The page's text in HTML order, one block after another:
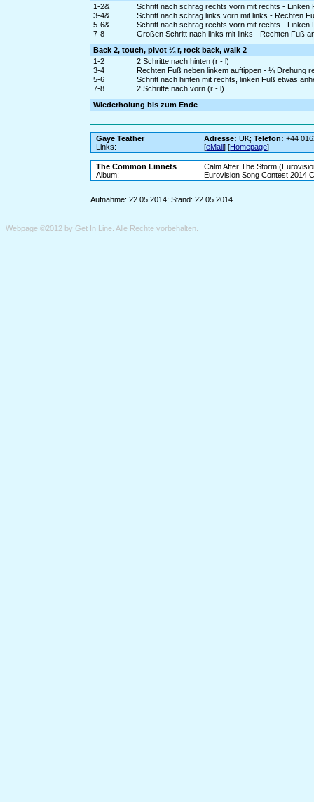
1-2&
Schritt nach schräg rechts vorn mit rechts -
3-4&
Schritt nach schräg links vorn mit links - Rechten
5-6&
Schritt nach schräg rechts vorn mit rechts -
7-8
Großen Schritt nach links mit links - Rechten Fuß
Back 2, touch, pivot ¼ r, rock back, walk 2
1-2
2 Schritte nach hinten (r - l)
3-4
Rechten Fuß neben linkem auftippen - ¼ Drehung
5-6
Schritt nach hinten mit rechts, linken Fuß etwas
7-8
2 Schritte nach vorn (r - l)
Wiederholung bis zum Ende
Gaye Teather Adresse: UK;Telefon: +44
Links:
[eMail] [Homepage]
The Common Linnets
Calm After The Storm
Album:
Eurovision Song Contest 2014
Aufnahme: 22.05.2014; Stand: 22.05.2014
Webpage ©2012 by Get In Line . Alle Rechte vorbehalten.